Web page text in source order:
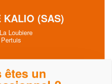
KALIO (SAS)
Loubiere
êtes un